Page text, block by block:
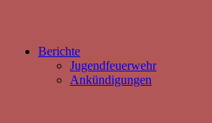
Berichte
Jugendfeuerwehr
Ankündigungen